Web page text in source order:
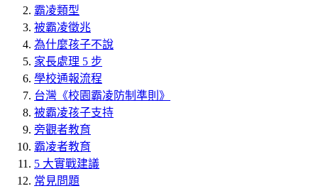
霸凌類型
被霸凌徵兆
為什麼孩子不說
家長處理 5 步
學校通報流程
台灣《校園霸凌防制準則》
被霸凌孩子支持
旁觀者教育
霸凌者教育
5 大實戰建議
常見問題